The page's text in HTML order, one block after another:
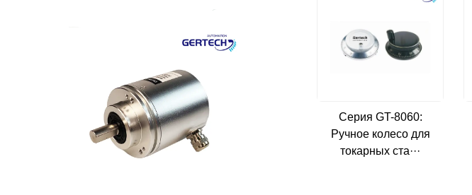
Серия GT-8060:
Ручное колесо для
токарных ста···